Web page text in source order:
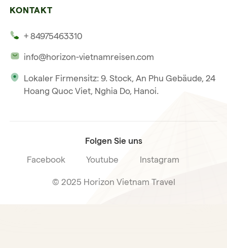
Mehrere Länder
Unsere internationale Tourismuslizenz
KONTAKT
+ 84975463310
info@horizon-vietnamreisen.com
Lokaler Firmensitz: 9. Stock, An Phu Gebäude, 24
Hoang Quoc Viet, Nghia Do, Hanoi.
Folgen Sie uns
Facebook Youtube Instagram
© 2025 Horizon Vietnam Travel